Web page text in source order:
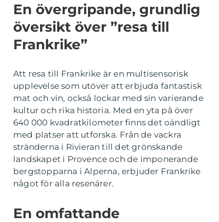
En övergripande, grundlig
översikt över ”resa till
Frankrike”
Att resa till Frankrike är en multisensorisk
upplevelse som utöver att erbjuda fantastisk
mat och vin, också lockar med sin varierande
kultur och rika historia. Med en yta på över
640 000 kvadratkilometer finns det oändligt
med platser att utforska. Från de vackra
stränderna i Rivieran till det grönskande
landskapet i Provence och de imponerande
bergstopparna i Alperna, erbjuder Frankrike
något för alla resenärer.
En omfattande